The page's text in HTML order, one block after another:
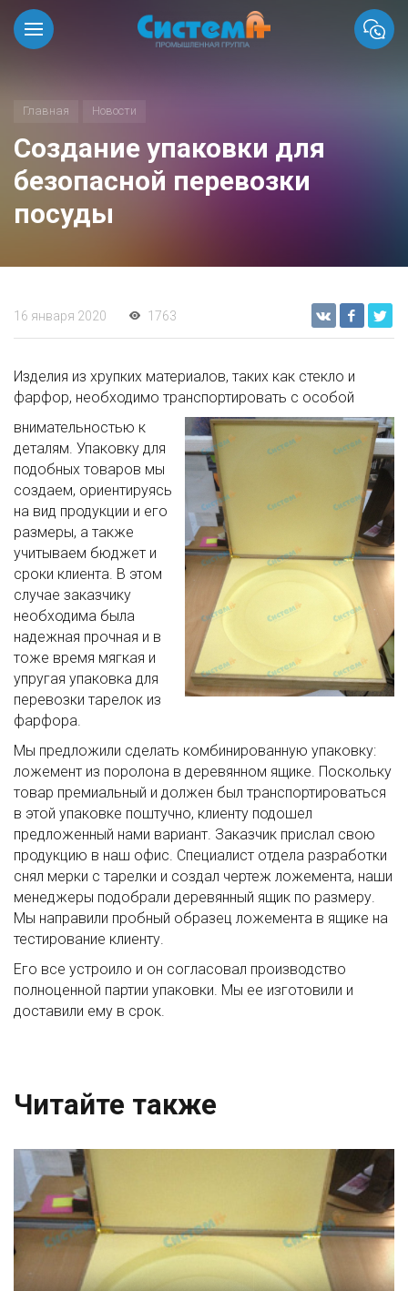
Главная Новости
Создание упаковки для
безопасной перевозки
посуды
16 января 2020 1763
Изделия из хрупких материалов, таких как стекло и
фарфор, необходимо транспортировать с особой
внимательностью к
деталям. Упаковку для
подобных товаров мы
создаем, ориентируясь
на вид продукции и его
размеры, а также
учитываем бюджет и
сроки клиента. В этом
случае заказчику
необходима была
надежная прочная и в
тоже время мягкая и
упругая упаковка для
перевозки тарелок из
фарфора.
Мы предложили сделать комбинированную упаковку:
ложемент из поролона в деревянном ящике. Поскольку
товар премиальный и должен был транспортироваться
в этой упаковке поштучно, клиенту подошел
предложенный нами вариант. Заказчик прислал свою
продукцию в наш офис. Специалист отдела разработки
снял мерки с тарелки и создал чертеж ложемента, наши
менеджеры подобрали деревянный ящик по размеру.
Мы направили пробный образец ложемента в ящике на
тестирование клиенту.
Его все устроило и он согласовал производство
полноценной партии упаковки. Мы ее изготовили и
доставили ему в срок.
Читайте также